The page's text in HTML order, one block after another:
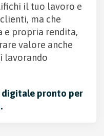
il tuo lavoro e
ma che
e propria rendita,
valore anche
lavorando
pronto per